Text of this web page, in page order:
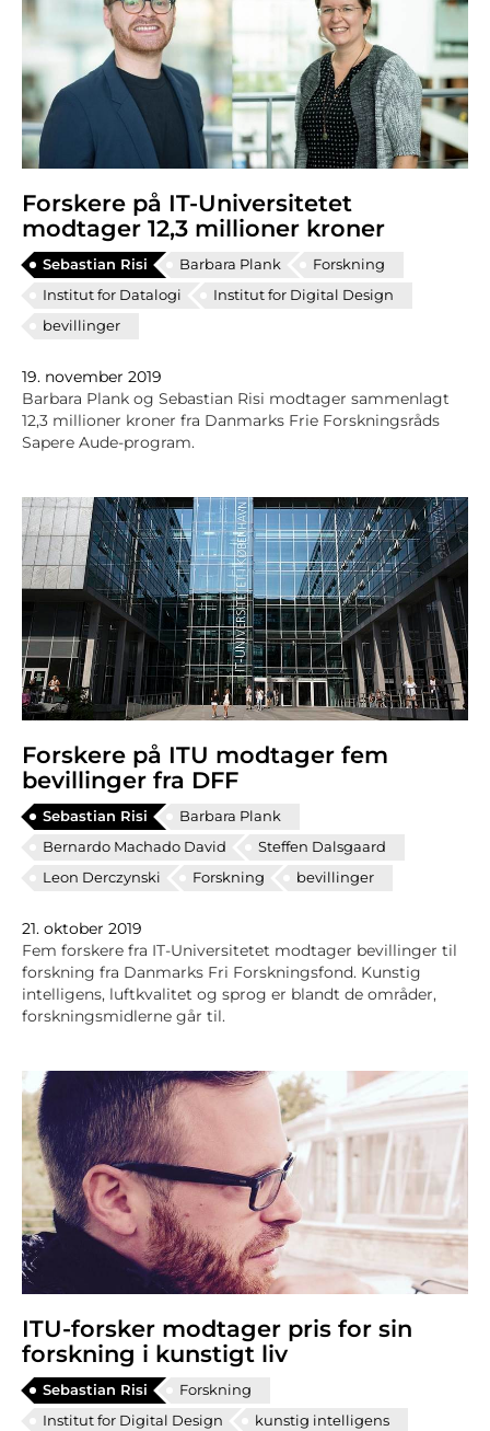
Forskere på IT-Universitetet
modtager 12,3 millioner kroner
Sebastian Risi Barbara Plank
Forskning
Institut for Datalogi
Institut for Digital Design
bevillinger
19. november 2019
Barbara Plank og Sebastian Risi modtager sammenlagt
12,3 millioner kroner fra Danmarks Frie Forskningsråds
Sapere Aude-program.
Forskere på ITU modtager fem
bevillinger fra DFF
Sebastian Risi
Barbara Plank
Bernardo Machado David
Steffen Dalsgaard
Leon Derczynski
Forskning bevillinger
21. oktober 2019
Fem forskere fra IT-Universitetet modtager bevillinger til
forskning fra Danmarks Fri Forskningsfond. Kunstig
intelligens, luftkvalitet og sprog er blandt de områder,
forskningsmidlerne går til.
ITU-forsker modtager pris for sin
forskning i kunstigt liv
Sebastian Risi
Forskning
Institut for Digital Design
kunstig intelligens